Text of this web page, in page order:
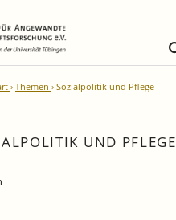
Themen Sozialpolitik und Pflege
UND PFLEGE